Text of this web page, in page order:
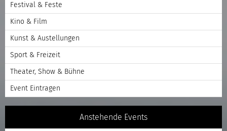
Festival & Feste
Kino & Film
Kunst & Austellungen
Sport & Freizeit
Theater, Show & Bühne
Event Eintragen
Anstehende Events